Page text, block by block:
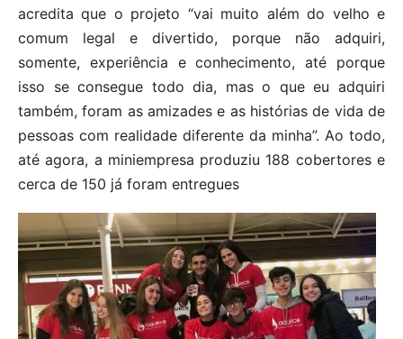
acredita que o projeto “vai muito além do velho e
comum legal e divertido, porque não adquiri,
somente, experiência e conhecimento, até porque
isso se consegue todo dia, mas o que eu adquiri
também, foram as amizades e as histórias de vida de
pessoas com realidade diferente da minha”. Ao todo,
até agora, a miniempresa produziu 188 cobertores e
cerca de 150 já foram entregues